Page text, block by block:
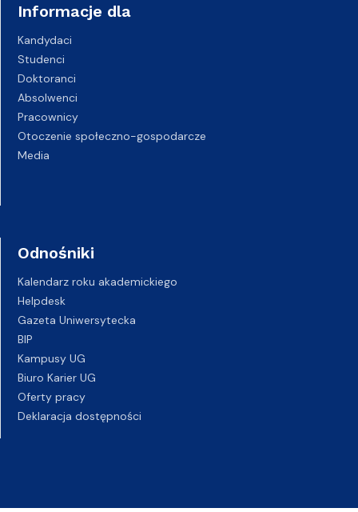
Informacje dla
Kandydaci
Studenci
Doktoranci
Absolwenci
Pracownicy
Otoczenie społeczno-gospodarcze
Media
Odnośniki
Kalendarz roku akademickiego
Helpdesk
Gazeta Uniwersytecka
BIP
Kampusy UG
Biuro Karier UG
Oferty pracy
Deklaracja dostępności